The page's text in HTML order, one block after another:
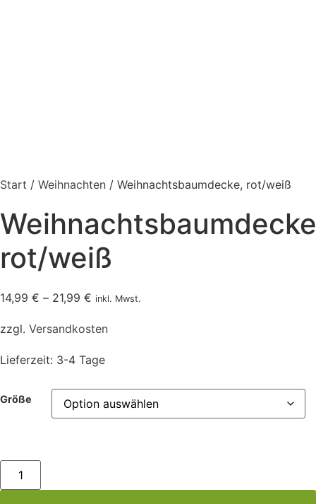
Start / Weihnachten / Weihnachtsbaumdecke, rot/weiß
rot/weiß
14,99 € – 21,99 € inkl. Mwst.
zzgl. Versandkosten
Lieferzeit: 3-4 Tage
Größe
Weihnachtsbaumdecke,
rot/weiß
Menge